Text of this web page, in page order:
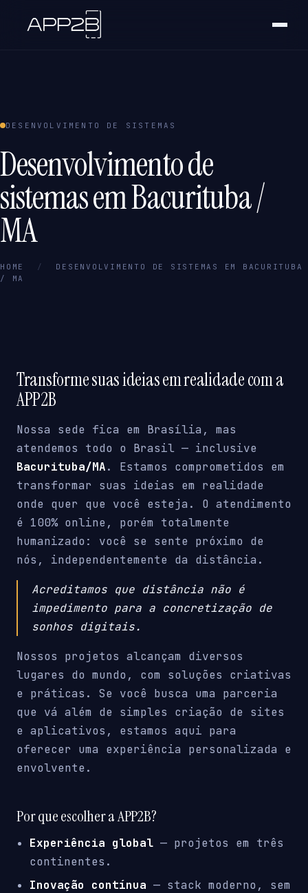
DESENVOLVIMENTO DE SISTEMAS
Desenvolvimento de
sistemas em Bacurituba /
MA
HOME /
DESENVOLVIMENTO DE SISTEMAS EM BACURITUBA
/ MA
Transforme suas ideias em realidade com a
APP2B
Nossa sede fica em Brasília, mas
atendemos todo o Brasil — inclusive
Bacurituba/MA. Estamos comprometidos em
transformar suas ideias em realidade
onde quer que você esteja. O atendimento
é 100% online, porém totalmente
humanizado: você se sente próximo de
nós, independentemente da distância.
Acreditamos que distância não é
impedimento para a concretização de
sonhos digitais.
Nossos projetos alcançam diversos
lugares do mundo, com soluções criativas
e práticas. Se você busca uma parceria
que vá além de simples criação de sites
e aplicativos, estamos aqui para
oferecer uma experiência personalizada e
envolvente.
Por que escolher a APP2B?
Experiência global — projetos em três
continentes.
Inovação contínua — stack moderno, sem